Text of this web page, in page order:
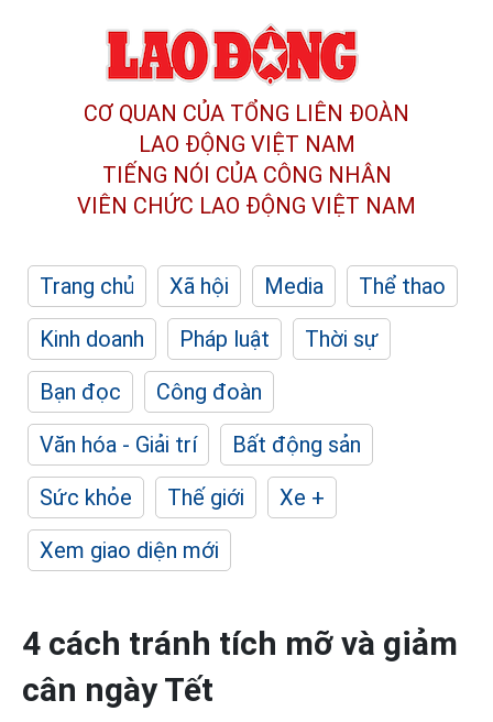
CƠ QUAN CỦA TỔNG LIÊN ĐOÀN
LAO ĐỘNG VIỆT NAM
TIẾNG NÓI CỦA CÔNG NHÂN
VIÊN CHỨC LAO ĐỘNG VIỆT NAM
Trang chủ Xã hội Media
Thể thao
Kinh doanh
Pháp luật
Thời sự
Bạn đọc
Công đoàn
Văn hóa - Giải trí
Bất động sản
Sức khỏe
Thế giới
Xe +
Xem giao diện mới
4 cách tránh tích mỡ và giảm
cân ngày Tết